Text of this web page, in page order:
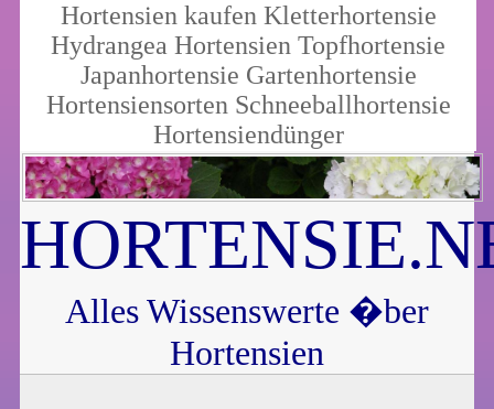
Hortensien kaufen Kletterhortensie
Hydrangea Hortensien Topfhortensie
Japanhortensie Gartenhortensie
Hortensiensorten Schneeballhortensie
Hortensiendünger
Alles Wissenswerte �ber
Hortensien